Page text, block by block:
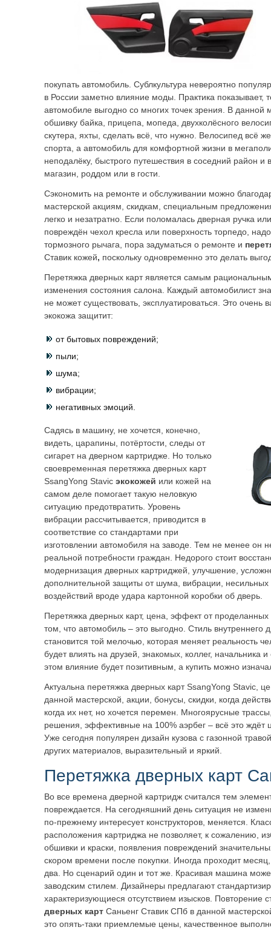
покупать автомобиль. Сублкультура невероятно
в России заметно влияние моды. Практика показывает,
автомобиле выгодно со многих точек зрения. В данной
обшивку байка, прицепа, мопеда, двухколёсного
скутера, яхты, сделать всё, что нужно. Велосипед всё
спорта, а автомобиль для комфортной жизни в
неподалёку, быстрого путешествия в соседний район и
магазин, роддом или в гости.
Сэкономить на ремонте и обслуживании можно
мастерской акциям, скидкам, специальным
легко и незатратно. Если поломалась дверная ручка
повреждён чехол кресла или поверхность торпедо,
тормозного рычага, пора задуматься о ремонте и
Ставик кожей, поскольку одновременно это делать
Перетяжка дверных карт является самым
изменения состояния салона. Каждый автомобилист
не может существовать, эксплуатироваться. Это очень
экокожа защитит:
от бытовых повреждений;
пыли;
шума;
вибрации;
негативных эмоций.
Садясь в машину, не хочется, конечно,
видеть, царапины, потёртости, следы от
сигарет на дверном картридже. Но только
своевременная перетяжка дверных карт
SsangYong Stavic экокожей или кожей на
самом деле помогает такую неловкую
ситуацию предотвратить. Уровень
вибрации рассчитывается, приводится в
соответствие со стандартами при
изготовлении автомобиля на заводе. Тем не менее он
реальной потребности граждан. Недорого стоит
модернизация дверных картриджей, улучшение,
дополнительной защиты от шума, вибрации, несильных
воздействий вроде удара картонной коробки об дверь.
Перетяжка дверных карт, цена, эффект от
том, что автомобиль – это выгодно. Стиль внутреннего
становится той мелочью, которая меняет реальность
будет влиять на друзей, знакомых, коллег, начальника
этом влияние будет позитивным, а купить можно
Актуальна перетяжка дверных карт SsangYong Stavic,
данной мастерской, акции, бонусы, скидки, когда
когда их нет, но хочется перемен. Многоярусные
решения, эффективные на 100% аэрбег – всё это ждёт
Уже сегодня популярен дизайн кузова с газонной
других материалов, выразительный и яркий.
Перетяжка дверных карт
Во все времена дверной картридж считался тем
повреждается. На сегодняшний день ситуация не
по-прежнему интересует конструкторов, меняется.
расположения картриджа не позволяет, к сожалению,
обшивки и краски, появления повреждений
скором времени после покупки. Иногда проходит
два. Но сценарий один и тот же. Красивая машина
заводским стилем. Дизайнеры предлагают
характеризующиеся отсутствием изысков. Повторение
дверных карт Саньенг Ставик СПб в данной
это опять-таки приемлемые цены, качественное